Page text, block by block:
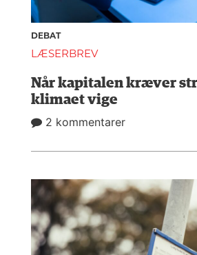
DEBAT
LÆSERBREV
Når kapitalen kræver
klimaet vige
2 kommentarer